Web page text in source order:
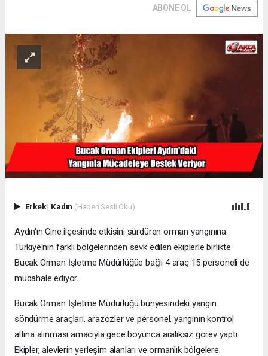
ABONE OL
Erkek| Kadın (Haberi Sesli Oku)
Aydın'ın Çine ilçesinde etkisini sürdüren orman yangınına
Türkiye'nin farklı bölgelerinden sevk edilen ekiplerle birlikte
Bucak Orman İşletme Müdürlüğüe bağlı 4 araç 15 personeli de
müdahale ediyor.
Bucak Orman İşletme Müdürlüğü bünyesindeki yangın
söndürme araçları, arazözler ve personel, yangının kontrol
altına alınması amacıyla gece boyunca aralıksız görev yaptı.
Ekipler, alevlerin yerleşim alanları ve ormanlık bölgelere